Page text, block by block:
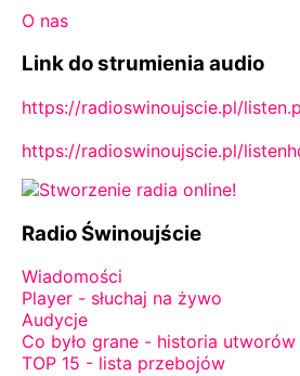
O nas
Link do strumienia audio
https://radioswinoujscie.pl/
https://radioswinoujscie.pl/
Radio Świnoujście
Wiadomości
Player - słuchaj na żywo
Audycje
Co było grane - historia utworów
TOP 15 - lista przebojów